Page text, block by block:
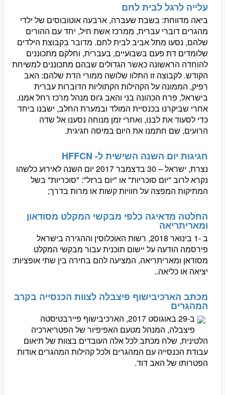
עלייה לרגל לבית לחם
ביאה מדווחת: בשבת שעברה, ארבעה אוטובוסים של ילדי
מהגרים דוברי עברית, ממרכז אשת חיל, יחד עם ההורים
שלהם, נסעו מתל אביב לבית לחם. מדובר בקבוצת הילדים
שלומדים דת פעם בשבועיים, בעברית, וחלקם מתכוננים
להוחדה הראשונה כאשר הגדולים שבהם מתכוננים למשיחת
הקודש. לקבוצה זו התלוו שלושה ממורי הדת שלהם: האב
רפיק, הממונה על הקהילות הקתוליות הדוברות עברית
בישראל, פרח הכהונה בני והאב ג'וס מנהל מרכז רחל אמנו.
אחרי שביקרנו בכנסיית המולד ובמערת החלב, ישבנו ביחד
כדי לסעוד את לבנו, ואחרי זמן מנוחה נסענו אל שדה
הרועים, שם חתמנו את היום במיסה חגיגית.
חגיגות יום השנה השישית ל- HFFCN
נצרת, ישראל – 30 בדצמבר 2017 יום השנה לאירוע כלשהו
נקרא לרוב "יום סוכריות" או "יום ברזל": "סוכריות" בשל
המתיקות המפצה על חוויות קשות או מרות בדרך;
החלטה מדאיגה כלפי מבקשי המקלט מסודאון
ומאריתריאה
ב -1 בינואר 2018, רשות האוכלוסין וההגירה בישראל
פירסמה הודעה על יישום תוכנית עבור מבקשי המקלט
מסודאן ומאריתריאה, המציעה להם בחירה בין שתי אופציות:
יציאה או כליאה..
מכתב הארכיבישוף פיצבלה לצוות הכנסייה בקרב
המהגרים
ב-29 באוגוסט 2017, הארכיבישוף פיירבטיסטה
פיצבלה, המנהל מטעם האפיפיור של הפטריארכיה
הלטינית, שלח מכתב לכל אלה העובדים בצוות של תיאום
עבודת הכנסייה עם המהגרים ולכל קהילות המהגרים אודות
הפטרותו של האב דוד.